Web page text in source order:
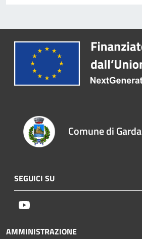
Comune di Garda
SEGUICI SU
AMMINISTRAZIONE